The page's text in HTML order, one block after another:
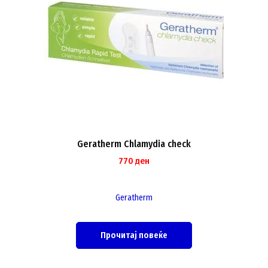
Geratherm Chlamydia check
770 ден
Geratherm
Прочитај повеќе